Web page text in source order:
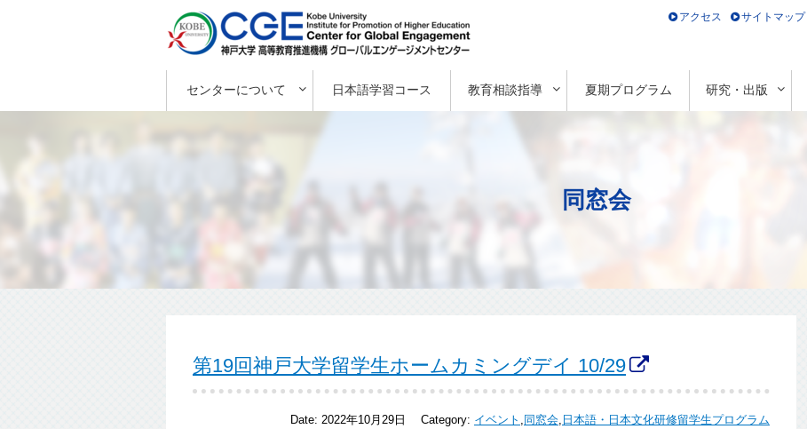
センターについて 日本語学習コース 教育相談指導 夏期プログラム 研究・出版
アクセス サイトマップ
同窓会
第19回神戸大学留学生ホームカミングデイ 10/29
Date:2022年10月29日 Category: イベント , 同窓会, 日本語・日本文化研修留学生プログラム